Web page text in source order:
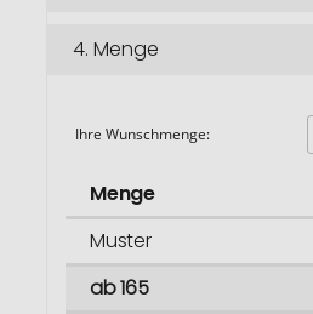
4. Menge
Ihre Wunschmenge:
Menge
Muster
ab 165